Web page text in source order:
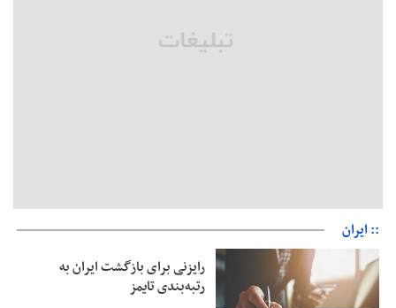
:: ایران
رایزنی برای بازگشت ایران به
رتبه‌بندی تایمز